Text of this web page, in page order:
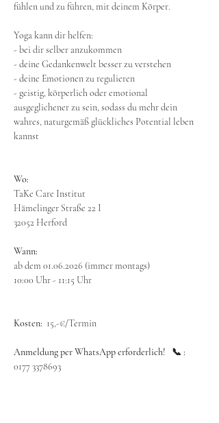
fühlen und zu führen, mit deinem Körper.
Yoga kann dir helfen:
- bei dir selber anzukommen
- deine Gedankenwelt besser zu verstehen
- deine Emotionen zu regulieren
- geistig, körperlich oder emotional
ausgeglichener zu sein, sodass du mehr dein
wahres, naturgemäß glückliches Potential leben
kannst
Wo:
TaKe Care Institut
Hämelinger Straße 22 I
32052 Herford
Wann:
ab dem 01.06.2026 (immer montags)
10:00 Uhr - 11:15 Uhr
Kosten: 15,-€/Termin
Anmeldung per WhatsApp erforderlich!   📞 :
0177 3378693